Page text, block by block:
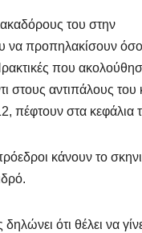
του στην
να προπηλακίσουν
που
στους αντιπάλους του
πέφτουν στα κεφάλια
κάνουν το
ότι θέλει να